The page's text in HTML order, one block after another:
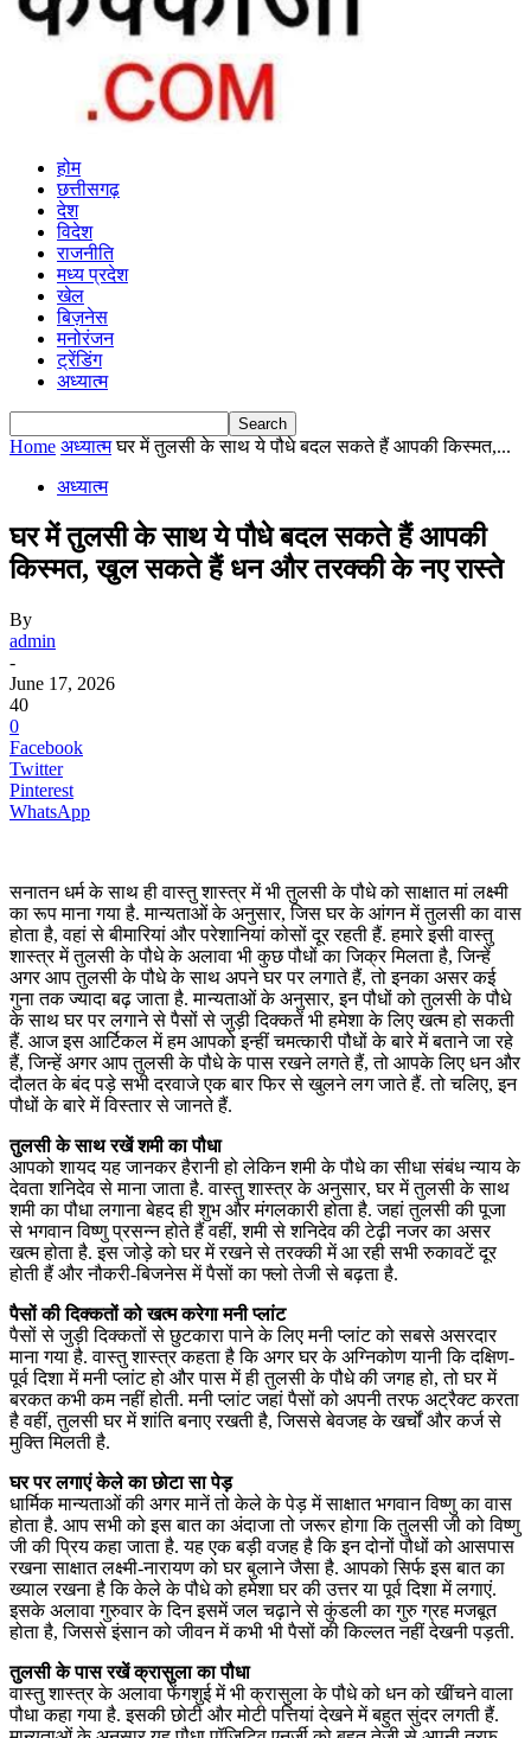
होम
छत्तीसगढ़
देश
विदेश
राजनीति
मध्य प्रदेश
खेल
बिज़नेस
मनोरंजन
ट्रेंडिंग
अध्यात्म
Home अध्यात्म घर में तुलसी के साथ ये पौधे बदल सकते हैं आपकी किस्मत,...
अध्यात्म
घर में तुलसी के साथ ये पौधे बदल सकते हैं आपकी
किस्मत, खुल सकते हैं धन और तरक्की के नए रास्ते
By
admin
-
June 17, 2026
40
0
Facebook
Twitter
Pinterest
WhatsApp
सनातन धर्म के साथ ही वास्तु शास्त्र में भी तुलसी के पौधे को साक्षात मां लक्ष्मी
का रूप माना गया है. मान्यताओं के अनुसार, जिस घर के आंगन में तुलसी का वास
होता है, वहां से बीमारियां और परेशानियां कोसों दूर रहती हैं. हमारे इसी वास्तु
शास्त्र में तुलसी के पौधे के अलावा भी कुछ पौधों का जिक्र मिलता है, जिन्हें
अगर आप तुलसी के पौधे के साथ अपने घर पर लगाते हैं, तो इनका असर कई
गुना तक ज्यादा बढ़ जाता है. मान्यताओं के अनुसार, इन पौधों को तुलसी के पौधे
के साथ घर पर लगाने से पैसों से जुड़ी दिक्कतें भी हमेशा के लिए खत्म हो सकती
हैं. आज इस आर्टिकल में हम आपको इन्हीं चमत्कारी पौधों के बारे में बताने जा रहे
हैं, जिन्हें अगर आप तुलसी के पौधे के पास रखने लगते हैं, तो आपके लिए धन और
दौलत के बंद पड़े सभी दरवाजे एक बार फिर से खुलने लग जाते हैं. तो चलिए, इन
पौधों के बारे में विस्तार से जानते हैं.
तुलसी के साथ रखें शमी का पौधा
आपको शायद यह जानकर हैरानी हो लेकिन शमी के पौधे का सीधा संबंध न्याय के
देवता शनिदेव से माना जाता है. वास्तु शास्त्र के अनुसार, घर में तुलसी के साथ
शमी का पौधा लगाना बेहद ही शुभ और मंगलकारी होता है. जहां तुलसी की पूजा
से भगवान विष्णु प्रसन्न होते हैं वहीं, शमी से शनिदेव की टेढ़ी नजर का असर
खत्म होता है. इस जोड़े को घर में रखने से तरक्की में आ रही सभी रुकावटें दूर
होती हैं और नौकरी-बिजनेस में पैसों का फ्लो तेजी से बढ़ता है.
पैसों की दिक्कतों को खत्म करेगा मनी प्लांट
पैसों से जुड़ी दिक्कतों से छुटकारा पाने के लिए मनी प्लांट को सबसे असरदार
माना गया है. वास्तु शास्त्र कहता है कि अगर घर के अग्निकोण यानी कि दक्षिण-
पूर्व दिशा में मनी प्लांट हो और पास में ही तुलसी के पौधे की जगह हो, तो घर में
बरकत कभी कम नहीं होती. मनी प्लांट जहां पैसों को अपनी तरफ अट्रैक्ट करता
है वहीं, तुलसी घर में शांति बनाए रखती है, जिससे बेवजह के खर्चों और कर्ज से
मुक्ति मिलती है.
घर पर लगाएं केले का छोटा सा पेड़
धार्मिक मान्यताओं की अगर मानें तो केले के पेड़ में साक्षात भगवान विष्णु का वास
होता है. आप सभी को इस बात का अंदाजा तो जरूर होगा कि तुलसी जी को विष्णु
जी की प्रिय कहा जाता है. यह एक बड़ी वजह है कि इन दोनों पौधों को आसपास
रखना साक्षात लक्ष्मी-नारायण को घर बुलाने जैसा है. आपको सिर्फ इस बात का
ख्याल रखना है कि केले के पौधे को हमेशा घर की उत्तर या पूर्व दिशा में लगाएं.
इसके अलावा गुरुवार के दिन इसमें जल चढ़ाने से कुंडली का गुरु ग्रह मजबूत
होता है, जिससे इंसान को जीवन में कभी भी पैसों की किल्लत नहीं देखनी पड़ती.
तुलसी के पास रखें क्रासुला का पौधा
वास्तु शास्त्र के अलावा फेंगशुई में भी क्रासुला के पौधे को धन को खींचने वाला
पौधा कहा गया है. इसकी छोटी और मोटी पत्तियां देखने में बहुत सुंदर लगती हैं.